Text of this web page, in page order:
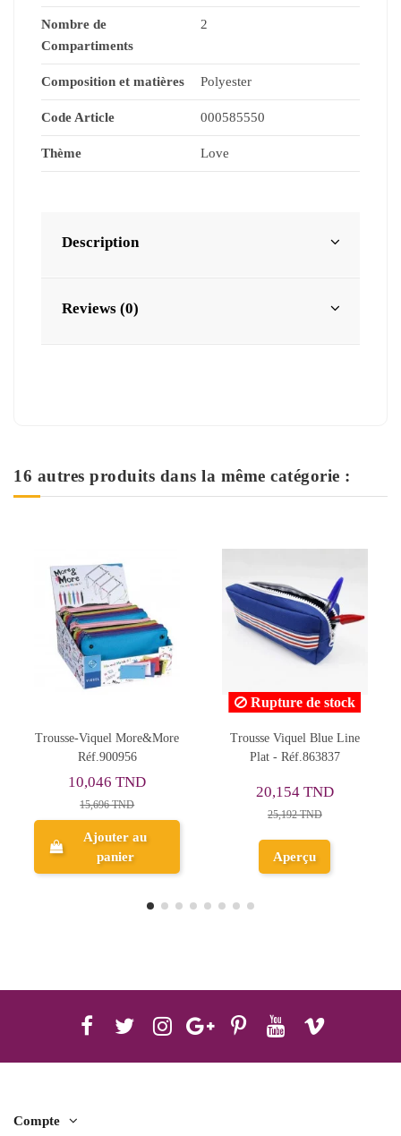
Nombre de
Compartiments
2
Composition et matières Polyester
Code Article 000585550
Thème Love
Description
Reviews (0)
16 autres produits dans la même catégorie :
Trousse Viquel Blue Line
Plat - Réf.863837
20,154 TND
25,192 TND
Aperçu
Rupture de stock
Trousse Cool School Uni 3
Compartiments - Réf.1912-
14,480 TND
18,100 TND
Aperçu
Compte